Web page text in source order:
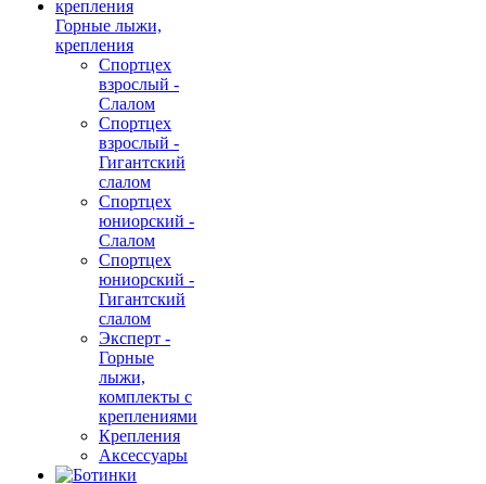
Горные лыжи,
крепления
Спортцех
взрослый -
Слалом
Спортцех
взрослый -
Гигантский
слалом
Спортцех
юниорский -
Слалом
Спортцех
юниорский -
Гигантский
слалом
Эксперт -
Горные
лыжи,
комплекты с
креплениями
Крепления
Аксессуары